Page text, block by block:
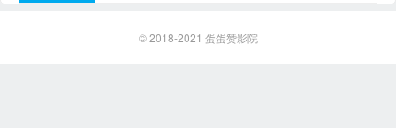
© 2018-2021 蛋蛋赞影院